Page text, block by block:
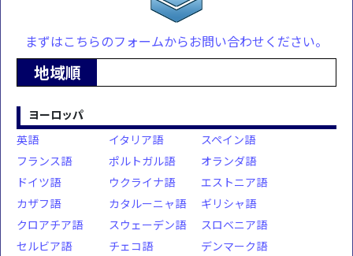
まずはこちらのフォームからお問い合わせください。
地域順
ヨーロッパ
英語
イタリア語
スペイン語
フランス語
ポルトガル語
オランダ語
ドイツ語
ウクライナ語
エストニア語
カザフ語
カタルーニャ語
ギリシャ語
クロアチア語
スウェーデン語
スロベニア語
セルビア語
チェコ語
デンマーク語